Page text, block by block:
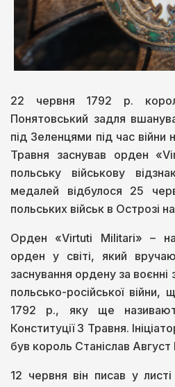
22 червня 1792 р.
Понятовський задля
під Зеленцями під час війни
Травня заснував орден
польську військову
медалей відбулося 25
польських військ в Острозі
Орден «Virtuti Militari» –
орден у світі, який
заснування ордену за воєнні
польсько-російської
1792 р., яку ще
Конституції 3 Травня.
був король Станіслав
12 червня він писав у